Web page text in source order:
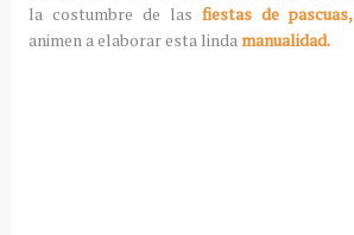
la costumbre de las fiestas de pascuas,
animen a elaborar esta linda manualidad.